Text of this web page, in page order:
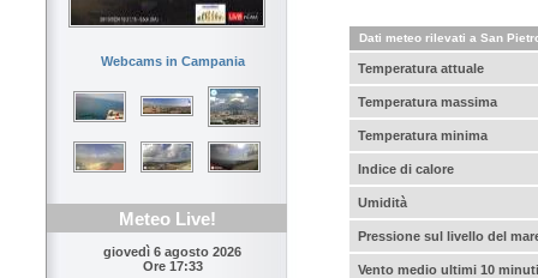
Webcams in Campania
Meteo Live!
giovedì 6 agosto 2026
Ore 17:33
Dati meteo rilevati a San
Temperatura attuale
Temperatura massima
Temperatura minima
Indice di calore
Umidità
Pressione sul livello del
Vento medio ultimi 10 minuti